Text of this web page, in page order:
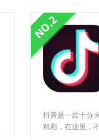
抖音是一款十分
精彩，在这里，